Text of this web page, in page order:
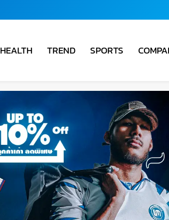
HEALTH TREND SPORTS